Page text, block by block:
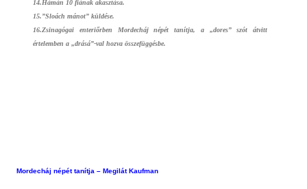
14.Hámán 10 fiának akasztása.
15.”Sloách mánot” küldése.
16.Zsinagógai en­teriőrb­en Mor­decháj népét tanítja, a „dores” szót átvitt
értelemb­en a „drásá”-val hozva összefüggésbe.
Mor­decháj népét tanítja – Megilát Kauf­man